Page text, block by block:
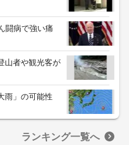
闘病で強い痛
山者や観光客が
雨」の可能性
ランキング一覧へ